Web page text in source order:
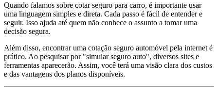
Quando falamos sobre cotar seguro para carro, é importante usar
uma linguagem simples e direta. Cada passo é fácil de entender e
seguir. Isso ajuda até quem não conhece o assunto a tomar uma
decisão segura.
Além disso, encontrar uma cotação seguro automóvel pela internet é
prático. Ao pesquisar por "simular seguro auto", diversos sites e
ferramentas aparecerão. Assim, você terá uma visão clara dos custos
e das vantagens dos planos disponíveis.